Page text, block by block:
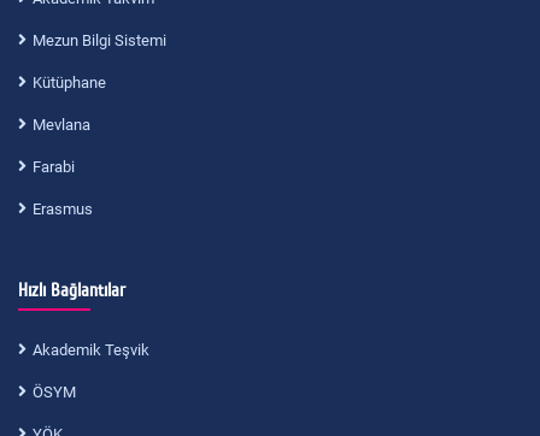
Mezun Bilgi Sistemi
Kütüphane
Mevlana
Farabi
Erasmus
Hızlı Bağlantılar
Akademik Teşvik
ÖSYM